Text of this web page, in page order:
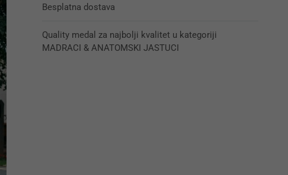
Besplatna dostava
Quality medal za najbolji kvalitet u kategoriji
MADRACI & ANATOMSKI JASTUCI